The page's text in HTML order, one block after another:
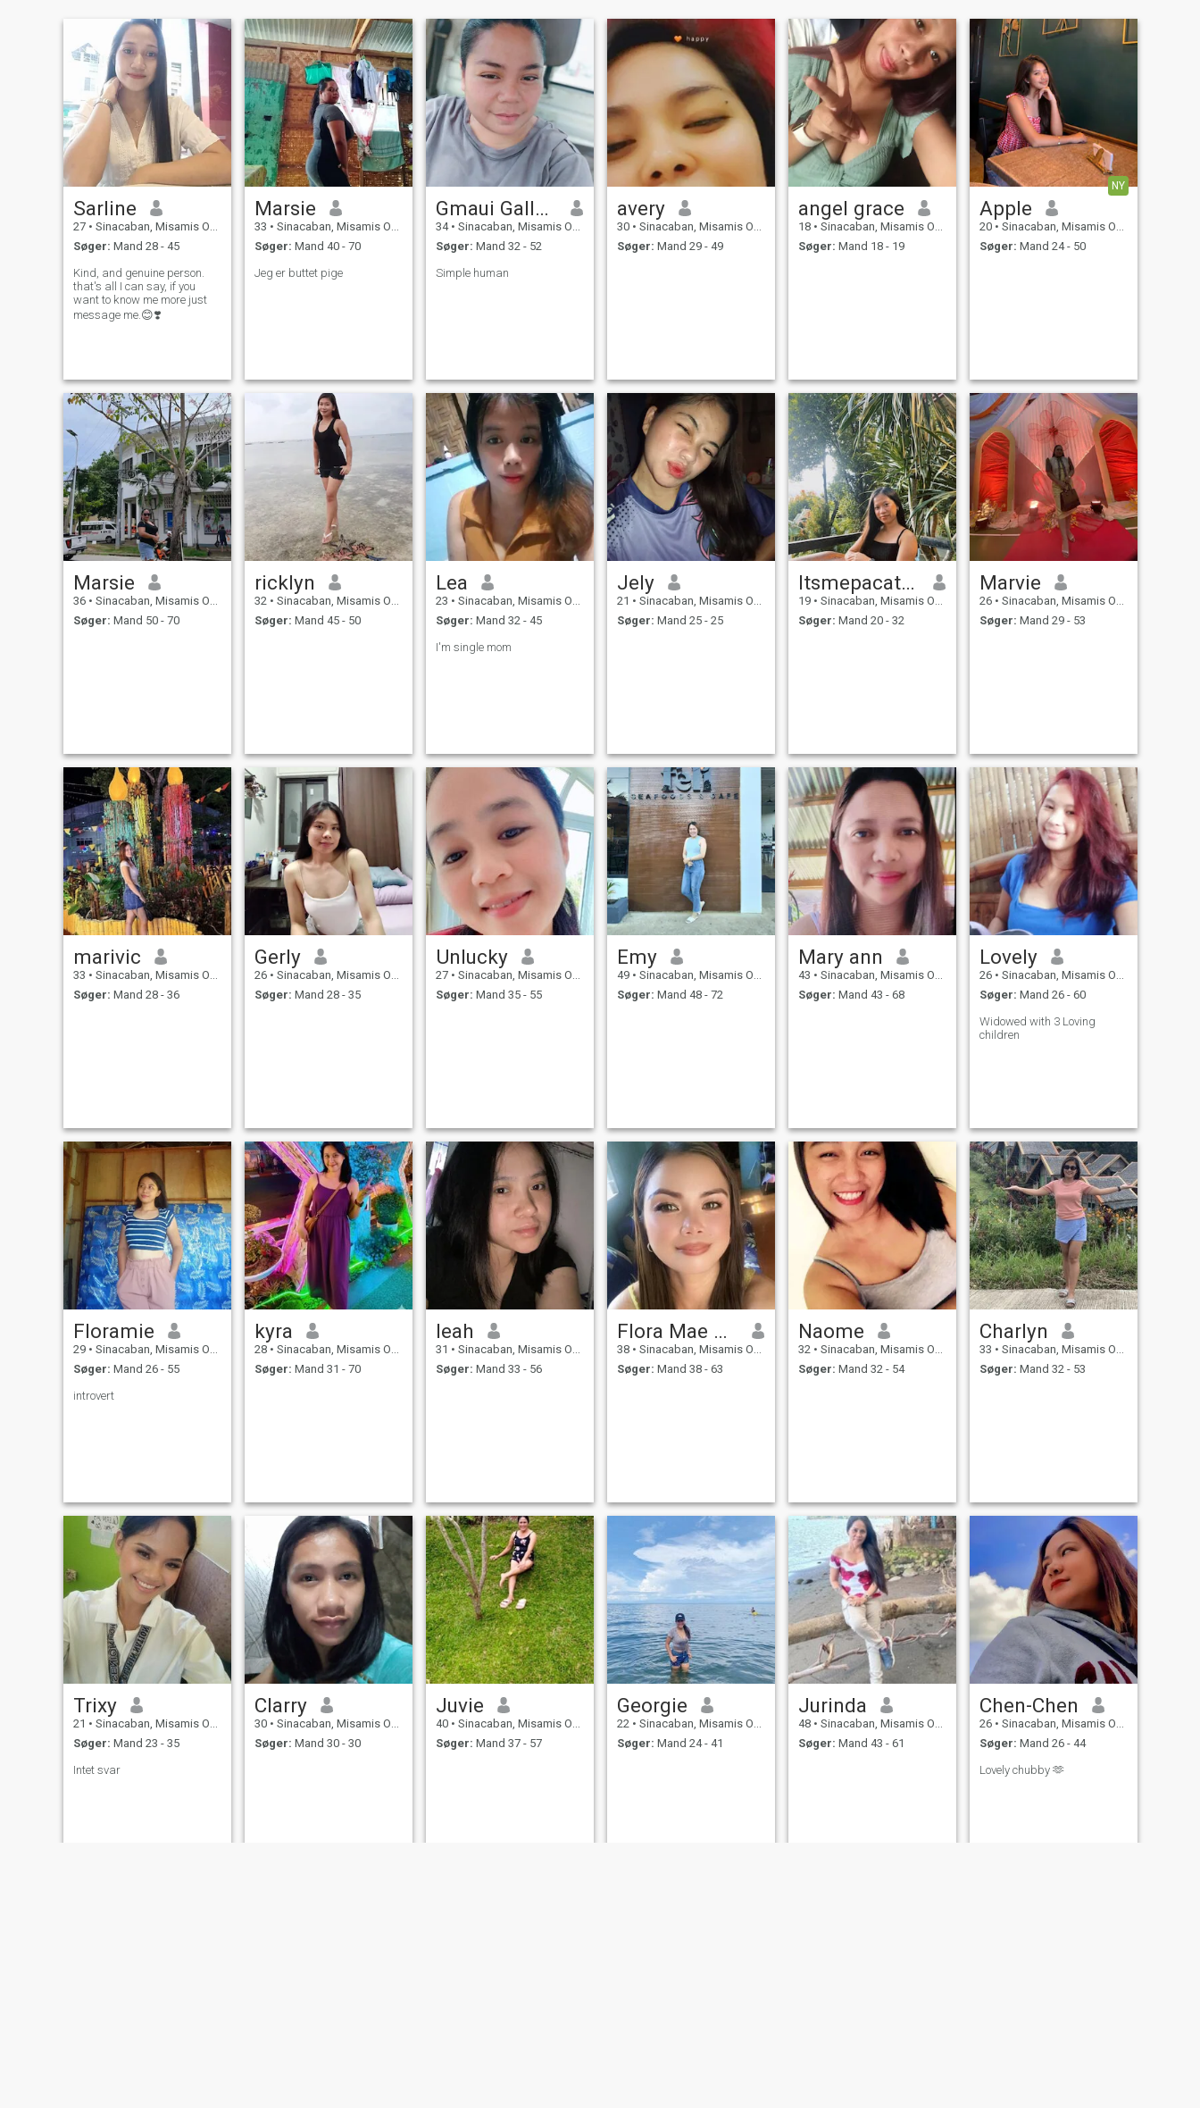
Sarline
27 • Sinacaban, Misamis Occidental, Filippinerne
Søger: Mand 28 - 45
Kind, and genuine person.
that's all I can say, if you
want to know me more just
message me.😊❣️
Marsie
33 • Sinacaban, Misamis Occidental, Filippinerne
Søger: Mand 40 - 70
Jeg er buttet pige
Gmaui Galleros
34 • Sinacaban, Misamis Occidental, Filippinerne
Søger: Mand 32 - 52
Simple human
avery
30 • Sinacaban, Misamis Occidental, Filippinerne
Søger: Mand 29 - 49
angel grace
18 • Sinacaban, Misamis Occidental, Filippinerne
Søger: Mand 18 - 19
NY
Apple
20 • Sinacaban, Misamis Occidental, Filippinerne
Søger: Mand 24 - 50
Marsie
36 • Sinacaban, Misamis Occidental, Filippinerne
Søger: Mand 50 - 70
ricklyn
32 • Sinacaban, Misamis Occidental, Filippinerne
Søger: Mand 45 - 50
Lea
23 • Sinacaban, Misamis Occidental, Filippinerne
Søger: Mand 32 - 45
I'm single mom
Jely
21 • Sinacaban, Misamis Occidental, Filippinerne
Søger: Mand 25 - 25
Itsmepacatan
19 • Sinacaban, Misamis Occidental, Filippinerne
Søger: Mand 20 - 32
Marvie
26 • Sinacaban, Misamis Occidental, Filippinerne
Søger: Mand 29 - 53
marivic
33 • Sinacaban, Misamis Occidental, Filippinerne
Søger: Mand 28 - 36
Gerly
26 • Sinacaban, Misamis Occidental, Filippinerne
Søger: Mand 28 - 35
Unlucky
27 • Sinacaban, Misamis Occidental, Filippinerne
Søger: Mand 35 - 55
Emy
49 • Sinacaban, Misamis Occidental, Filippinerne
Søger: Mand 48 - 72
Mary ann
43 • Sinacaban, Misamis Occidental, Filippinerne
Søger: Mand 43 - 68
Lovely
26 • Sinacaban, Misamis Occidental, Filippinerne
Søger: Mand 26 - 60
Widowed with 3 Loving
children
Floramie
29 • Sinacaban, Misamis Occidental, Filippinerne
Søger: Mand 26 - 55
introvert
kyra
28 • Sinacaban, Misamis Occidental, Filippinerne
Søger: Mand 31 - 70
leah
31 • Sinacaban, Misamis Occidental, Filippinerne
Søger: Mand 33 - 56
Flora Mae Clemen
38 • Sinacaban, Misamis Occidental, Filippinerne
Søger: Mand 38 - 63
Naome
32 • Sinacaban, Misamis Occidental, Filippinerne
Søger: Mand 32 - 54
Charlyn
33 • Sinacaban, Misamis Occidental, Filippinerne
Søger: Mand 32 - 53
Trixy
21 • Sinacaban, Misamis Occidental, Filippinerne
Søger: Mand 23 - 35
Intet svar
Clarry
30 • Sinacaban, Misamis Occidental, Filippinerne
Søger: Mand 30 - 30
Juvie
40 • Sinacaban, Misamis Occidental, Filippinerne
Søger: Mand 37 - 57
Georgie
22 • Sinacaban, Misamis Occidental, Filippinerne
Søger: Mand 24 - 41
Jurinda
48 • Sinacaban, Misamis Occidental, Filippinerne
Søger: Mand 43 - 61
Chen-Chen
26 • Sinacaban, Misamis Occidental, Filippinerne
Søger: Mand 26 - 44
Lovely chubby 🫶